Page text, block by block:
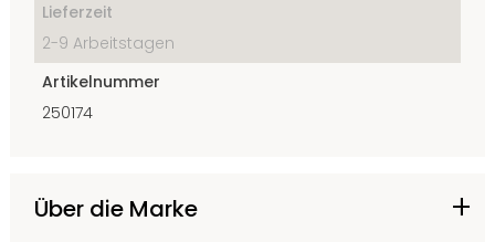
Lieferzeit
2-9 Arbeitstagen
Artikelnummer
250174
Über die Marke